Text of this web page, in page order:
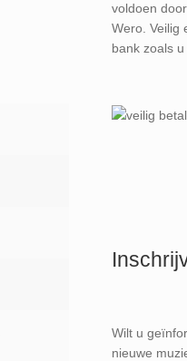
voldoen
Wero. Veilig
bank zoals
Wilt u
nieuwe